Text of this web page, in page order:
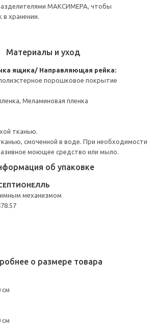
МАКСИМЕРА, чтобы
хранении.
Материалы и уход
ящика/ Направляющая рейка:
порошковое покрытие
Меламиновая пленка
тканью.
смоченной в воде. При необходимости
моющее средство или мыло.
об упаковке
механизмом
о размере товара
см
см